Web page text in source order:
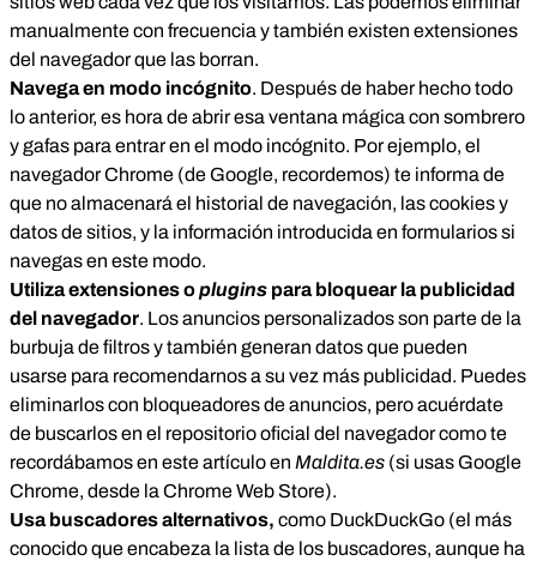
manualmente con frecuencia y también existen extensiones
del navegador que las borran.
Navega en modo incógnito. Después de haber hecho todo
lo anterior, es hora de abrir esa ventana mágica con sombrero
y gafas para entrar en el modo incógnito. Por ejemplo, el
navegador Chrome (de Google, recordemos) te informa de
que no almacenará el historial de navegación, las cookies y
datos de sitios, y la información introducida en formularios si
navegas en este modo.
Utiliza extensiones oplugins para bloquear la publicidad
del navegador. Los anuncios personalizados son parte de la
burbuja de filtros y también generan datos que pueden
usarse para recomendarnos a su vez más publicidad. Puedes
eliminarlos con bloqueadores de anuncios, pero acuérdate
de buscarlos en el repositorio oficial del navegador comote
recordábamos en este artículo en Maldita.es (si usas Google
Chrome, desde la Chrome Web Store).
Usa buscadores alternativos, como DuckDuckGo (el más
conocido que encabeza la lista de los buscadores, aunque ha